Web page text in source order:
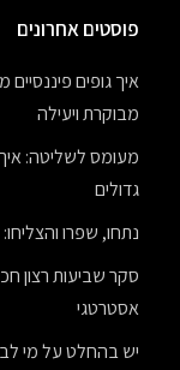
פוסטים אחרונים
איך גופים
מבוקרת ויעילה
מעומס לשליטה: איך
גדולים
נתחו, שפרו
סקר שביעות רצון
אסטרטגי
יש בהחלט על מי